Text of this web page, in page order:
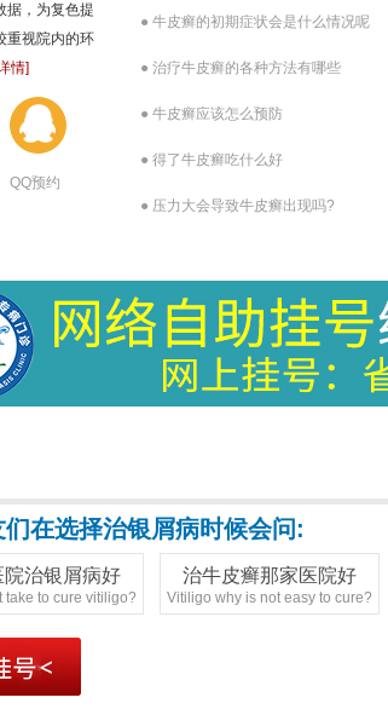
据，为复色提
重视院内的环
情]
QQ预约
● 牛皮癣的初期症状会是什么情况呢
● 治疗牛皮癣的各种方法有哪些
● 牛皮癣应该怎么预防
● 得了牛皮癣吃什么好
● 压力大会导致牛皮癣出现吗?
拒绝歧视，关爱患者
在选择治银屑病时候会问:
治银屑病好
take to cure vitiligo?
治牛皮癣那家医院好
Vitiligo why is not easy to cure?